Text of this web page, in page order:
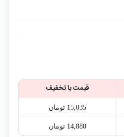
قیمت با تخفیف
15,035‎ تومان
14,880‎ تومان